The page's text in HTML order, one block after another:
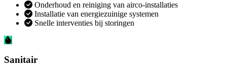
Onderhoud en reiniging van airco-installaties
Installatie van energiezuinige systemen
Snelle interventies bij storingen
Sanitair